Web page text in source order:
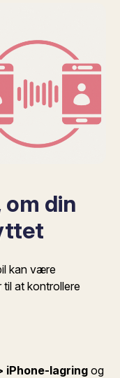
om din
kan være
at kontrollere
iPhone-lagring og